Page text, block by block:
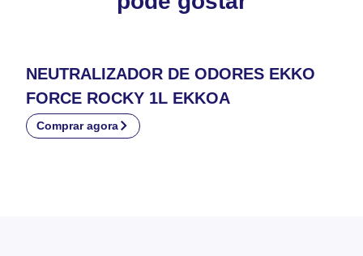
NEUTRALIZADOR DE ODORES EKKO
FORCE ROCKY 1L EKKOA
Comprar agora